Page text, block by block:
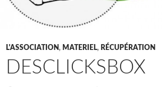
L'ASSOCIATION, MATERIEL, RÉCUPÉRATION
DESCLICKSBOX